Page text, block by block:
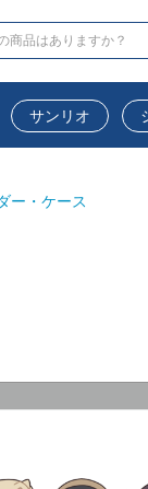
サンリオ
ー・ケース